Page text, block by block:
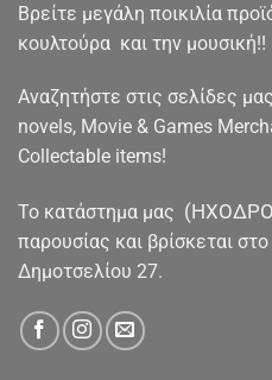
Βρείτε μεγάλη ποικιλία
κουλτούρα και την μουσική!!
Αναζητήστε στις σελίδες
novels, Movie & Games
Collectable items!
To κατάστημα μας
παρουσίας και βρίσκεται
Δημοτσελίου 27.